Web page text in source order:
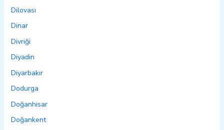
Dilovası
Dinar
Divriği
Diyadin
Diyarbakır
Dodurga
Doğanhisar
Doğankent